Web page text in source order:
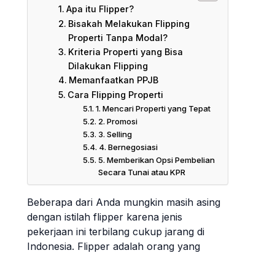
Apa itu Flipper?
Bisakah Melakukan Flipping
Properti Tanpa Modal?
Kriteria Properti yang Bisa
Dilakukan Flipping
Memanfaatkan PPJB
Cara Flipping Properti
1. Mencari Properti yang Tepat
2. Promosi
3. Selling
4. Bernegosiasi
5. Memberikan Opsi Pembelian
Secara Tunai atau KPR
Beberapa dari Anda mungkin masih asing
dengan istilah flipper karena jenis
pekerjaan ini terbilang cukup jarang di
Indonesia. Flipper adalah orang yang